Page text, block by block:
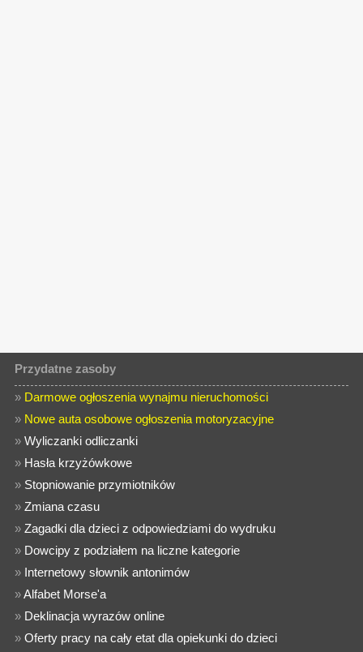
Przydatne zasoby
» Darmowe ogłoszenia wynajmu nieruchomości
» Nowe auta osobowe ogłoszenia motoryzacyjne
»Wyliczanki odliczanki
» Hasła krzyżówkowe
» Stopniowanie przymiotników
»Zmiana czasu
»Zagadki dla dzieci z odpowiedziami do wydruku
» Dowcipy z podziałem na liczne kategorie
» Internetowy słownik antonimów
»Alfabet Morse'a
» Deklinacja wyrazów online
»Oferty pracy na cały etat dla opiekunki do dzieci